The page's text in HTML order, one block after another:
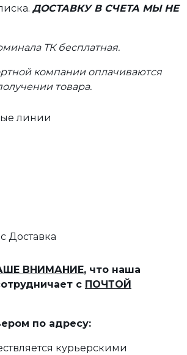
ДОСТАВКУ В СЧЕТА МЫ НЕ
ТК бесплатная.
компании оплачиваются
товара.
линии
Доставка
ВНИМАНИЕ, что наша
с ПОЧТОЙ
по адресу:
курьерскими